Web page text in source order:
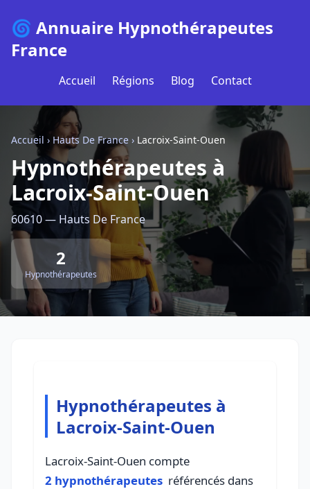
🌀 Annuaire Hypnothérapeutes
France
Accueil Régions Blog Contact
Accueil › Hauts De France › Lacroix-Saint-Ouen
Hypnothérapeutes à
Lacroix-Saint-Ouen
60610 — Hauts De France
2
Hypnothérapeutes
Hypnothérapeutes à
Lacroix-Saint-Ouen
Lacroix-Saint-Ouen compte
2 hypnothérapeutes référencés dans